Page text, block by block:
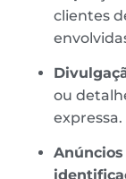
clientes
ou
expressa.